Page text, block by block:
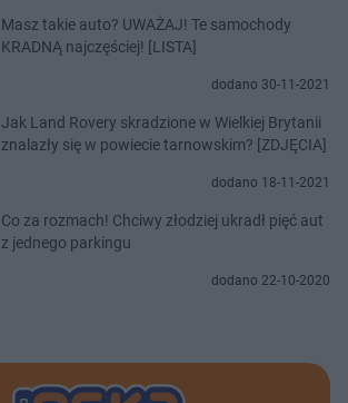
Masz takie auto? UWAŻAJ! Te samochody
KRADNĄ najczęściej! [LISTA]
dodano 30-11-2021
Jak Land Rovery skradzione w Wielkiej Brytanii
znalazły się w powiecie tarnowskim? [ZDJĘCIA]
dodano 18-11-2021
Co za rozmach! Chciwy złodziej ukradł pięć aut
z jednego parkingu
dodano 22-10-2020